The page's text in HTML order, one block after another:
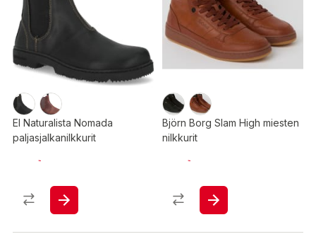
El Naturalista Nomada
paljasjalkanilkkurit
Björn Borg Slam High miesten
nilkkurit